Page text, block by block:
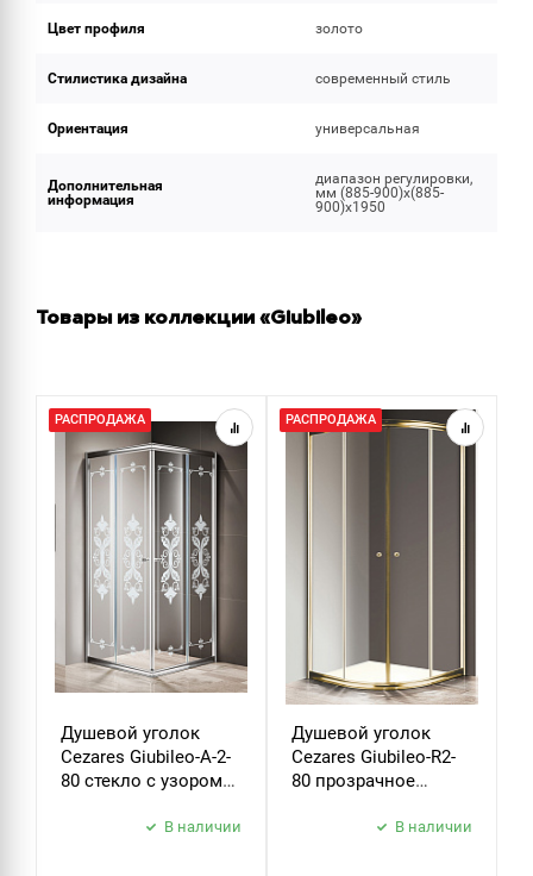
Цвет профиля золото
Стилистика дизайна современный стиль
Ориентация универсальная
Дополнительная
информация
диапазон регулировки,
мм (885-900)x(885-
900)x1950
Товары из коллекции «Giubileo»
РАСПРОДАЖА
Душевой уголок
Cezares Giubileo-A-2-
80 стекло с узором
В наличии
РАСПРОДАЖА
Душевой уголок
Cezares Giubileo-R2-
80 прозрачное
В наличии